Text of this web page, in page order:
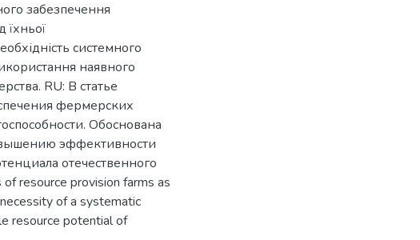
забезпечення
їхньої
системного
наявного
RU: В статье
фермерских
Обоснована
эффективности
отечественного
resource provision farms as
of a systematic
resource potential of